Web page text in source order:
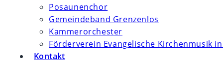
Posaunenchor
Gemeindeband Grenzenlos
Kammerorchester
Förderverein Evangelische Kirchenmusik
Kontakt